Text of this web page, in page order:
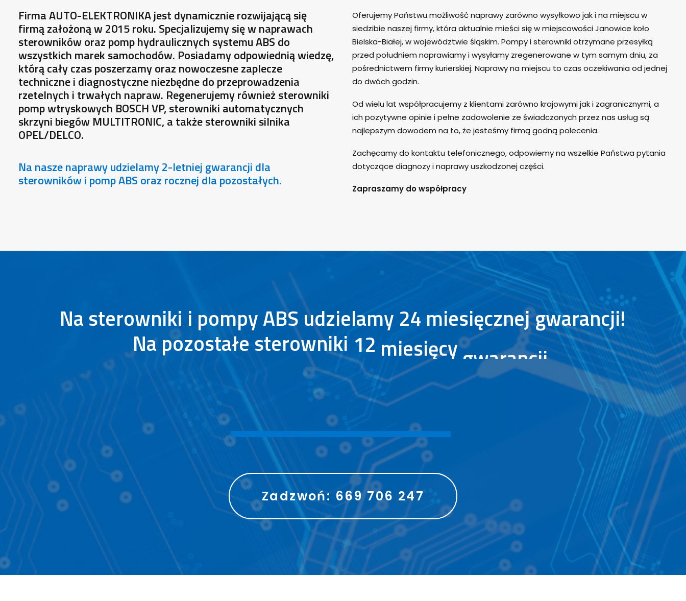
Firma AUTO-ELEKTRONIKA jest dynamicznie rozwijającą się
firmą założoną w 2015 roku. Specjalizujemy się w naprawach
sterowników oraz pomp hydraulicznych systemu ABS do
wszystkich marek samochodów. Posiadamy odpowiednią wiedzę,
którą cały czas poszerzamy oraz nowoczesne zaplecze
techniczne i diagnostyczne niezbędne do przeprowadzenia
rzetelnych i trwałych napraw. Regenerujemy również sterowniki
pomp wtryskowych BOSCH VP, sterowniki automatycznych
skrzyni biegów MULTITRONIC, a także sterowniki silnika
OPEL/DELCO.
Na nasze naprawy udzielamy2-letniej gwarancji dla
sterowników i pomp ABS oraz rocznej dla pozostałych.
Oferujemy Państwu możliwość naprawy zarówno wysyłkowo jak i na miejscu w
siedzibie naszej firmy, która aktualnie mieści się w miejscowości Janowice koło
Bielska-Białej, w województwie śląskim. Pompy i sterowniki otrzymane przesyłką
przed południem naprawiamy i wysyłamy zregenerowane w tym samym dniu, za
pośrednictwem firmy kurierskiej. Naprawy na miejscu to czas oczekiwania od jednej
do dwóch godzin.
Od wielu lat współpracujemy z klientami zarówno krajowymi jak i zagranicznymi, a
ich pozytywne opinie i pełne zadowolenie ze świadczonych przez nas usług są
najlepszym dowodem na to, że jesteśmy firmą godną polecenia.
Zachęcamy do kontaktu telefonicznego, odpowiemy na wszelkie Państwa pytania
dotyczące diagnozy i naprawy uszkodzonej części.
Zapraszamy do współpracy
Nasterowniki i pompyABS udzielamy 24 miesięcznejgwarancji!
Na pozostałe sterowniki 12 miesięcygwarancji.
SP AWNIE
Zadzwoń: 669 706 247